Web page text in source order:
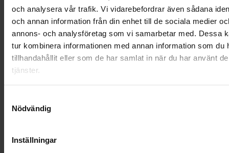
och analysera vår trafik. Vi vidarebefordrar även sådana
och annan information från din enhet till de sociala medier
annons- och analysföretag som vi samarbetar med. Dessa
tur kombinera informationen med annan information som du
tillhandahållit eller som de har samlat in när du har använt
tjänster.
Nödvändig
Inställningar
OHLSSONS REGION MITT
OHLSSONS REGION SYD
OHLSSONS REGION VÄST
RENHÅLLNING